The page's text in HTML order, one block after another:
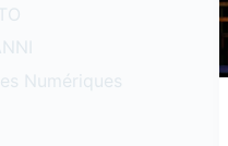
Numériques